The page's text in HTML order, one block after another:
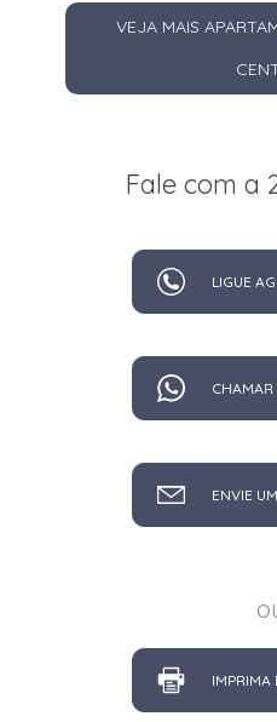
VEJA MAIS
Fale com a
LIGUE
ENVIE
IMPRIMA